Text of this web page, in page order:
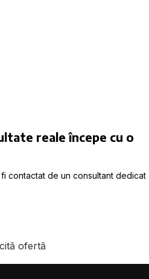
reale începe cu o
contactat de un consultant dedicat
ofertă